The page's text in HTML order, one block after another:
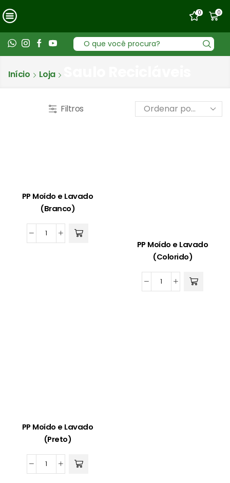
0 0
Entrada
de
Início Loja
Filtros
PP Moído e Lavado
(Branco)
PP
PP Moído e Lavado
(Colorido)
PP
PP Moído e Lavado
(Preto)
PP